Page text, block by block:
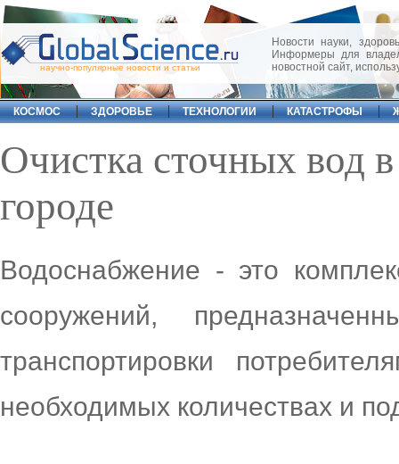
научно-популярные новости и статьи
Новости науки,
Информеры для
новостной сайт,
КОСМОС ЗДОРОВЬЕ ТЕХНОЛОГИИ КАТАСТРОФЫ
Очистка сточных вод
городе
Водоснабжение - это
сооружений,
транспортировки
необходимых количествах и